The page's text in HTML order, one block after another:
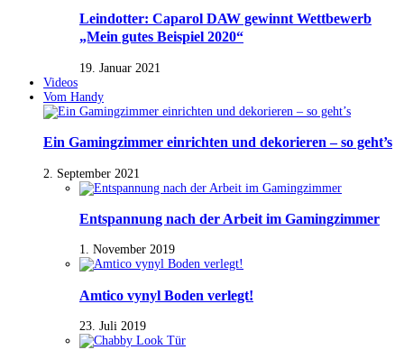
Leindotter: Caparol DAW gewinnt Wettbewerb
„Mein gutes Beispiel 2020“
19. Januar 2021
Videos
Vom Handy
Ein Gamingzimmer einrichten und dekorieren – so geht’s
2. September 2021
Entspannung nach der Arbeit im Gamingzimmer
1. November 2019
Amtico vynyl Boden verlegt!
23. Juli 2019